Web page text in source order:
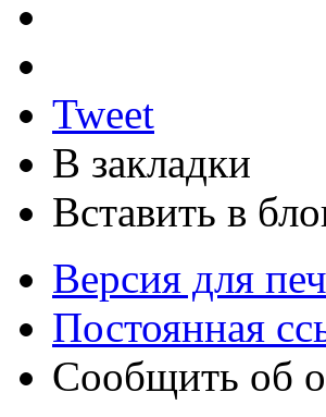
Tweet
В закладки
Вставить в
Версия для
Постоянная
Сообщить об